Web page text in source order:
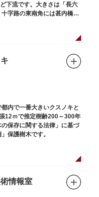
下流です。大きさは「長六
字路の東南角には甚内橋跡
内で一番大きいクスノキと
12ｍで推定樹齢200～300年
保存に関する法律」に基づ
保護樹木です。
情報室